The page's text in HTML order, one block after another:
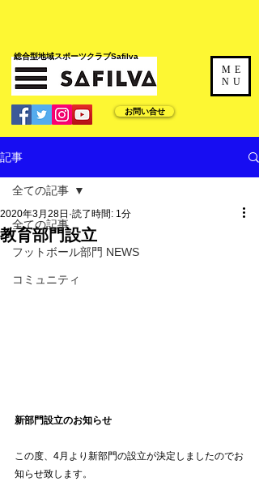
​総合型地域スポーツクラブSafilva
お問い合せ
ME
NU
記事
全ての記事
フットボール部門 NEWS
コミュニティ
全ての記事
教育部門設立
2020年3月28日 読了時間: 1分
新部門設立のお知らせ
この度、4月より新部門の設立が決定しましたのでお
知らせ致します。